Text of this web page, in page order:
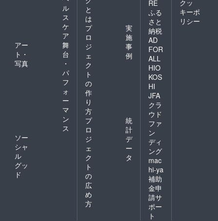
ル
ス
ケ
ア
アー
ト・
写真
舞
台
・
パ
フ
ォ
ー
マ
ン
ス
ソー
シャ
ル
グッ
ド
と
は
プ
ロ
ジ
ェ
ク
ト
の
作
り
方
実
施
事
例
プ
ロ
ジ
ェ
ク
ト
の
広
め
方
統
計
デ
ー
タ
RE
ふる
さと
納税
AD
FOR
ALL
HIO
KOS
HI
JFA
クラ
ウド
ファ
ン
ディ
ング
mac
hi-ya
補助
金申
請サ
ポー
ト
クッ
キーポ
リシー